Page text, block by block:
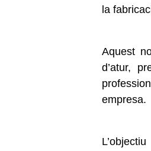
la
Aquest
d’atur,
empresa.